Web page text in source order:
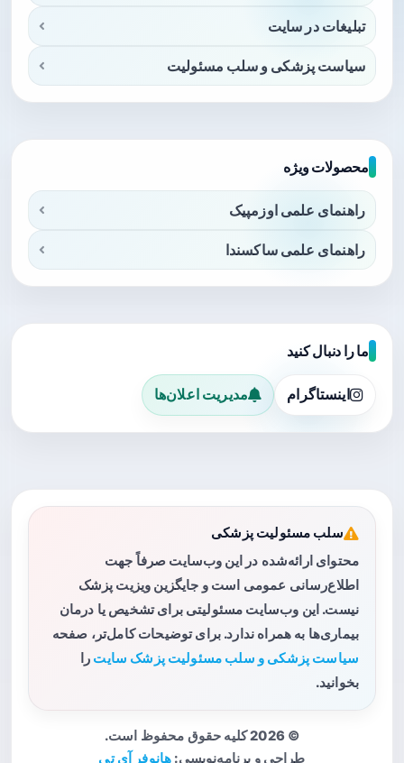
تبلیغات در سایت
سیاست پزشکی و سلب مسئولیت
محصولات ویژه
راهنمای علمی اوزمپیک
راهنمای علمی ساکسندا
ما را دنبال کنید
اینستاگرام مدیریت اعلان‌ها
سلب مسئولیت پزشکی
محتوای ارائه‌شده در این وب‌سایت صرفاً جهت
اطلاع‌رسانی عمومی است و جایگزین ویزیت پزشک
نیست. این وب‌سایت مسئولیتی برای تشخیص یا درمان
بیماری‌ها به همراه ندارد. برای توضیحات کامل‌تر، صفحه
سیاست پزشکی و سلب مسئولیت پزشک سایت را
بخوانید.
© 2026 کلیه حقوق محفوظ است.
طراحی و برنامه‌نویسی: هانوفر آی تی